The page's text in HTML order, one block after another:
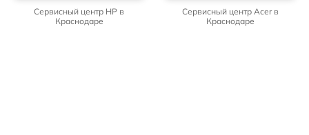
Сервисный центр HP в
Краснодаре
Сервисный центр Acer в
Краснодаре